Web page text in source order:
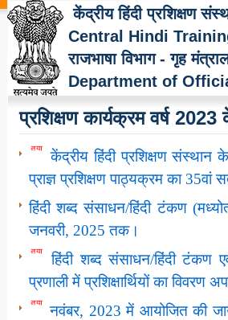
केंद्रीय हिंदी प्रशिक्षण
Central Hindi
राजभाषा विभाग - गृह
Department of
प्रशिक्षण कार्यक्रम वर्ष 2023
केंद्रीय हिंदी प्रशिक्षण संस्‍थान के
प्राज्ञ प्रशिक्षण पाठ्यक्रम का
हिंदी शब्द संसाधन/हिंदी टंकण
जनवरी, 2025 तक।
हिंदी शब्द संसाधन/हिंदी टंकण
प्रणाली में प्रशिक्षार्थियों का
नवंबर, 2023 में आयोजित की जाने